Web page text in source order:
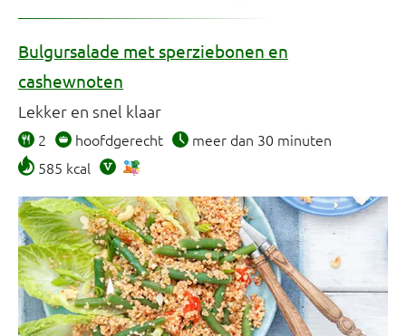
Bulgursalade met sperziebonen en
cashewnoten
Lekker en snel klaar
2 hoofdgerecht
meer dan 30 minuten
585 kcal